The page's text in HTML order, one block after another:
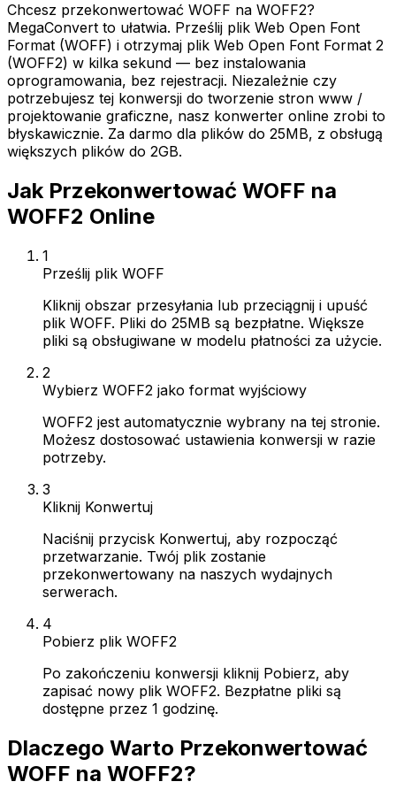
Chcesz przekonwertować WOFF na WOFF2?
MegaConvert to ułatwia. Prześlij plik Web Open Font
Format (WOFF) i otrzymaj plik Web Open Font Format 2
(WOFF2) w kilka sekund — bez instalowania
oprogramowania, bez rejestracji. Niezależnie czy
potrzebujesz tej konwersji do tworzenie stron www /
projektowanie graficzne, nasz konwerter online zrobi to
błyskawicznie. Za darmo dla plików do 25MB, z obsługą
większych plików do 2GB.
Jak Przekonwertować WOFF na
WOFF2 Online
1
Prześlij plik WOFF
Kliknij obszar przesyłania lub przeciągnij i upuść
plik WOFF. Pliki do 25MB są bezpłatne. Większe
pliki są obsługiwane w modelu płatności za użycie.
2
Wybierz WOFF2 jako format wyjściowy
WOFF2 jest automatycznie wybrany na tej stronie.
Możesz dostosować ustawienia konwersji w razie
potrzeby.
3
Kliknij Konwertuj
Naciśnij przycisk Konwertuj, aby rozpocząć
przetwarzanie. Twój plik zostanie
przekonwertowany na naszych wydajnych
serwerach.
4
Pobierz plik WOFF2
Po zakończeniu konwersji kliknij Pobierz, aby
zapisać nowy plik WOFF2. Bezpłatne pliki są
dostępne przez 1 godzinę.
Dlaczego Warto Przekonwertować
WOFF na WOFF2?